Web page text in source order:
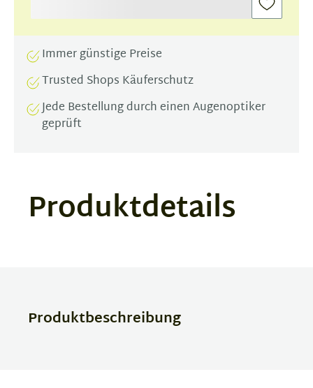
Immer günstige Preise
Trusted Shops Käuferschutz
Jede Bestellung durch einen Augenoptiker
geprüft
Produktdetails
Produktbeschreibung